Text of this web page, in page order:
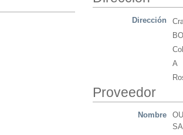
Dirección
A
Proveedor
Nombre